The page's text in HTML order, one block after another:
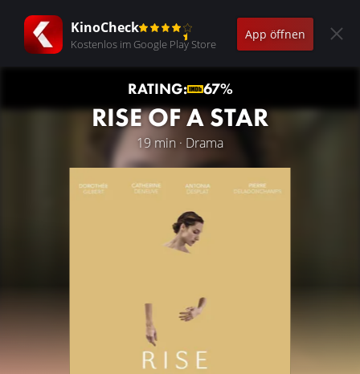
KinoCheck
Kostenlos im Google Play Store
App öffnen
RATING: 67%
RISE OF A STAR
19 min · Drama